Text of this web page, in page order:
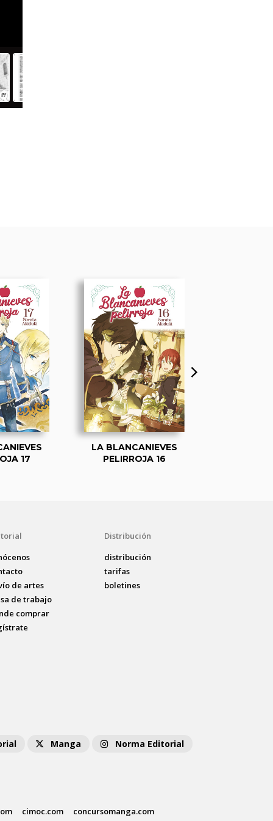
17
LA BLANCANIEVES
PELIRROJA 16
de artes
de trabajo
comprar
Distribución
distribución
tarifas
boletines
Manga Norma Editorial
cimoc.com concursomanga.com